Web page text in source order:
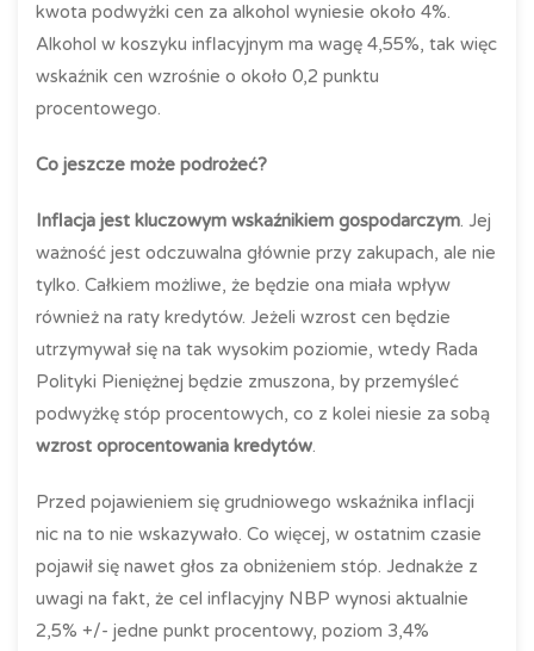
kwota podwyżki cen za alkohol wyniesie około 4%.
Alkohol w koszyku inflacyjnym ma wagę 4,55%, tak więc
wskaźnik cen wzrośnie o około 0,2 punktu
procentowego.
Co jeszcze może podrożeć?
Inflacja jest kluczowym wskaźnikiem gospodarczym. Jej
ważność jest odczuwalna głównie przy zakupach, ale nie
tylko. Całkiem możliwe, że będzie ona miała wpływ
również na raty kredytów. Jeżeli wzrost cen będzie
utrzymywał się na tak wysokim poziomie, wtedy Rada
Polityki Pieniężnej będzie zmuszona, by przemyśleć
podwyżkę stóp procentowych, co z kolei niesie za sobą
wzrost oprocentowania kredytów.
Przed pojawieniem się grudniowego wskaźnika inflacji
nic na to nie wskazywało. Co więcej, w ostatnim czasie
pojawił się nawet głos za obniżeniem stóp. Jednakże z
uwagi na fakt, że cel inflacyjny NBP wynosi aktualnie
2,5% +/- jedne punkt procentowy, poziom 3,4%